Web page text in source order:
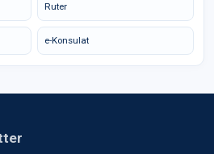
Ruter
e-Konsulat